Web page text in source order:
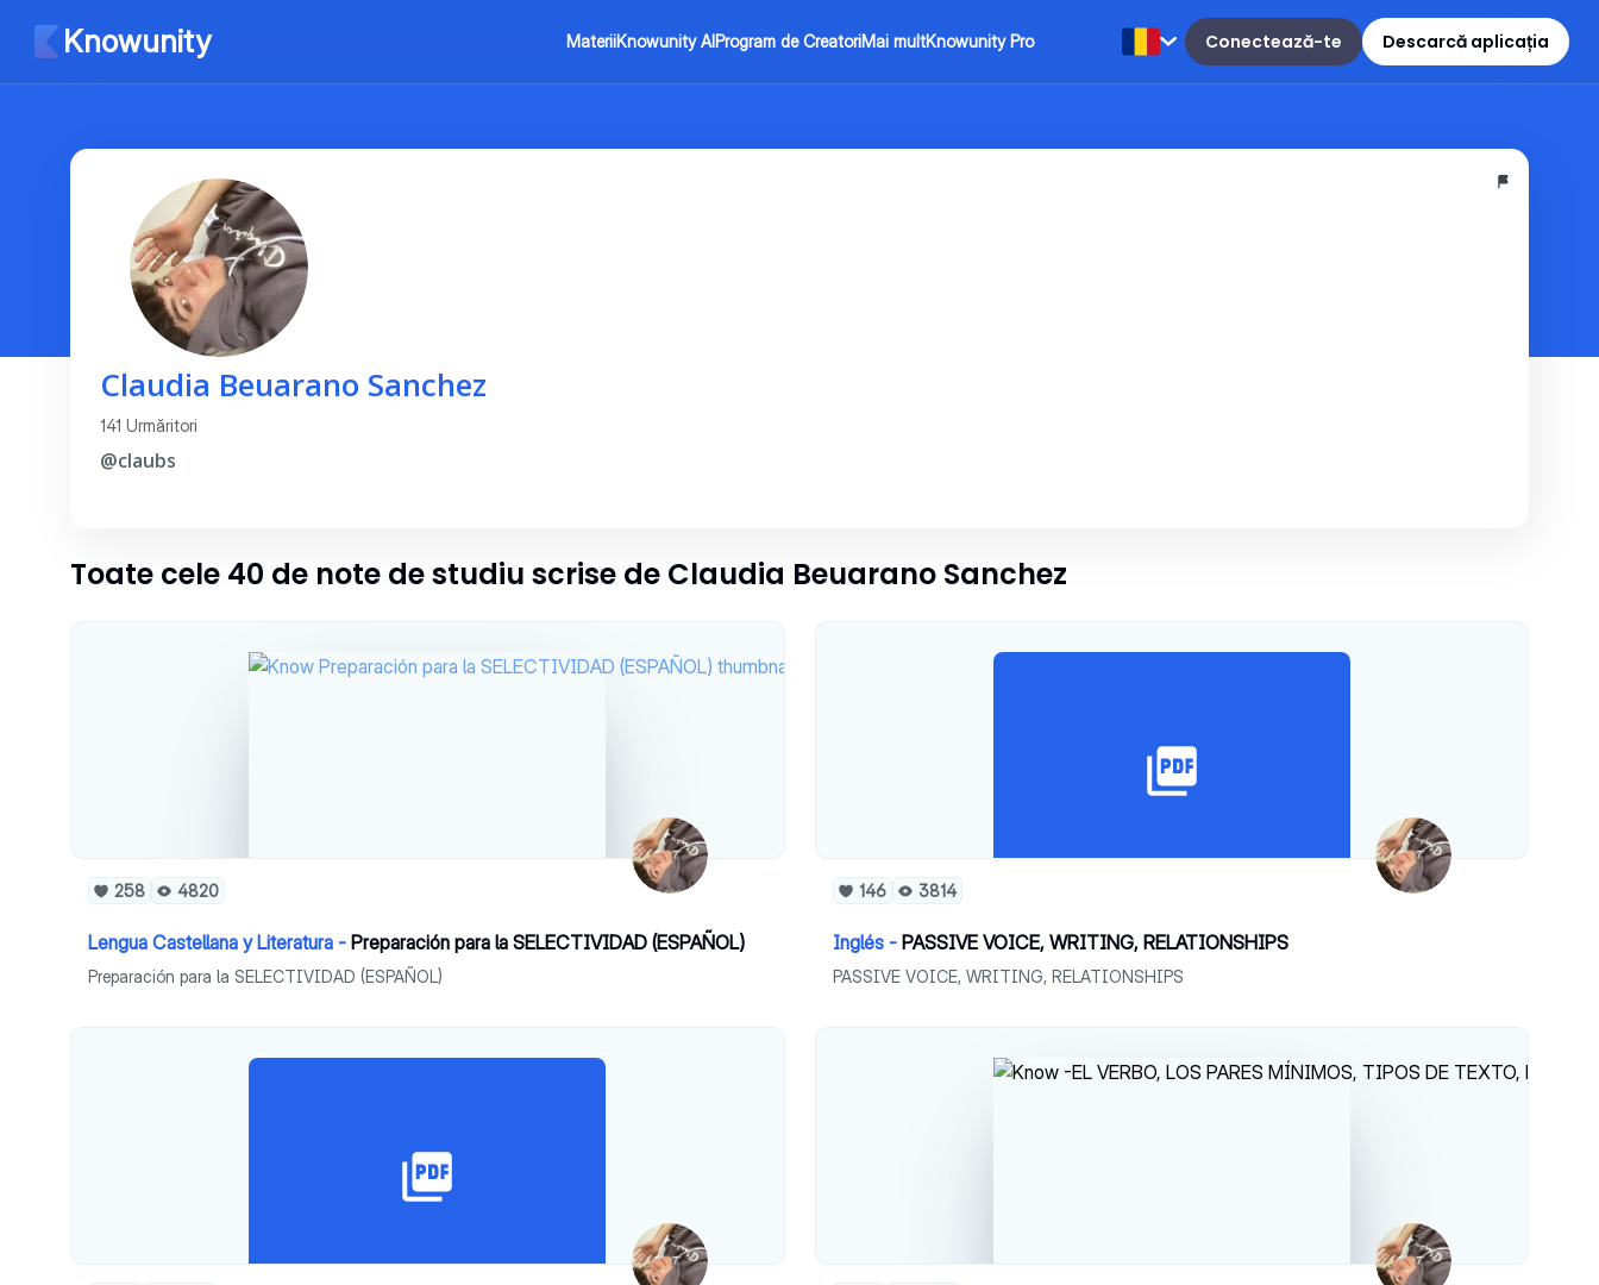
Knowunity MateriiKnowunity AIProgram de CreatoriMai multKnowunity Pro Conectează-te Descarcă aplicația
Claudia Beuarano Sanchez
141 Urmăritori
@claubs
Toate cele 40 de note de studiu scrise de Claudia Beuarano Sanchez
258 4820
Lengua Castellana y Literatura - Preparación para la SELECTIVIDAD (ESPAÑOL)
Preparación para la SELECTIVIDAD (ESPAÑOL)
146 3814
Inglés - PASSIVE VOICE, WRITING, RELATIONSHIPS
PASSIVE VOICE, WRITING, RELATIONSHIPS